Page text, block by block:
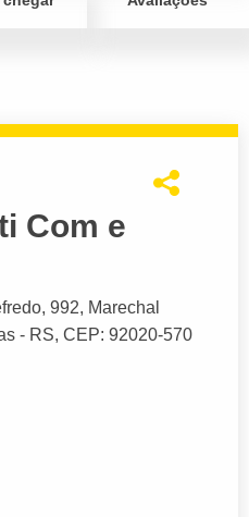
Com e
, 992, Marechal
- RS, CEP: 92020-570